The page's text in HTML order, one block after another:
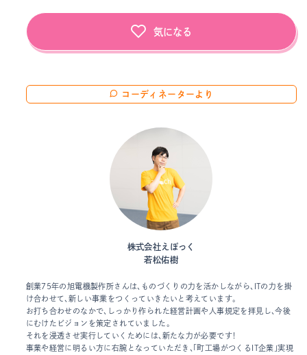
気になる
コーディネーターより
株式会社えぽっく
若松佑樹
創業75年の旭電機製作所さんは、ものづくりの力を活かしながら、ITの力を掛
け合わせて、新しい事業をつくっていきたいと考えています。
お打ち合わせのなかで、しっかり作られた経営計画や人事規定を拝見し、今後
にむけたビジョンを策定されていました。
それを浸透させ実行していくためには、新たな力が必要です！
事業や経営に明るい方に右腕となっていただき、「町工場がつくるIT企業」実現